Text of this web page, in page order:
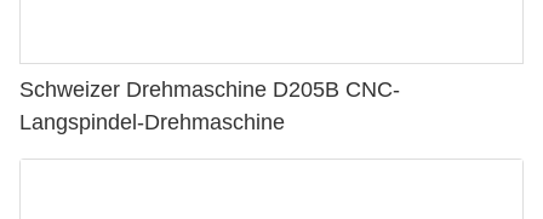
Schweizer Drehmaschine D205B CNC-
Langspindel-Drehmaschine